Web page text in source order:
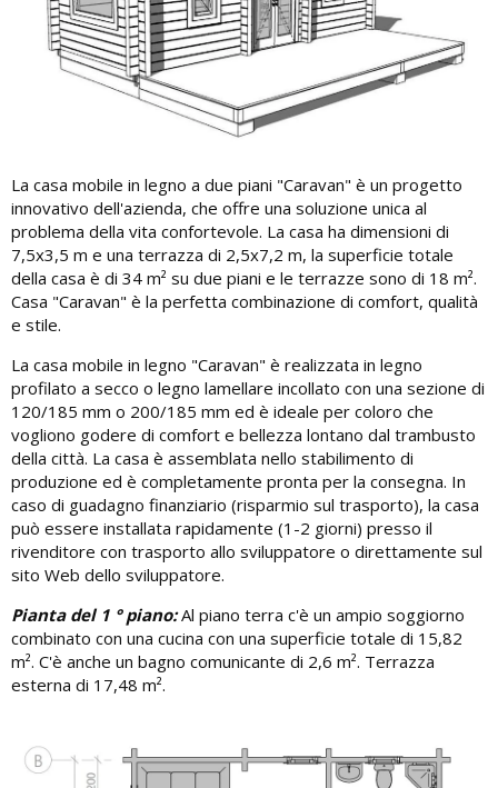
La casa mobile in legno a due piani "Caravan" è un progetto
innovativo dell'azienda, che offre una soluzione unica al
problema della vita confortevole. La casa ha dimensioni di
7,5x3,5 m e una terrazza di 2,5x7,2 m, la superficie totale
della casa è di 34 m² su due piani e le terrazze sono di 18 m².
Casa "Caravan" è la perfetta combinazione di comfort, qualità
e stile.
La casa mobile in legno "Caravan" è realizzata in legno
profilato a secco o legno lamellare incollato con una sezione di
120/185 mm o 200/185 mm ed è ideale per coloro che
vogliono godere di comfort e bellezza lontano dal trambusto
della città. La casa è assemblata nello stabilimento di
produzione ed è completamente pronta per la consegna. In
caso di guadagno finanziario (risparmio sul trasporto), la casa
può essere installata rapidamente (1-2 giorni) presso il
rivenditore con trasporto allo sviluppatore o direttamente sul
sito Web dello sviluppatore.
Pianta del 1 ° piano:Al piano terra c'è un ampio soggiorno
combinato con una cucina con una superficie totale di 15,82
m². C'è anche un bagno comunicante di 2,6 m². Terrazza
esterna di 17,48 m².